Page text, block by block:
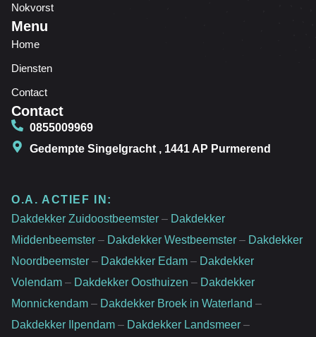
Nokvorst
Menu
Home
Diensten
Contact
Contact
0855009969
Gedempte Singelgracht , 1441 AP Purmerend
O.A. ACTIEF IN:
Dakdekker Zuidoostbeemster – Dakdekker
Middenbeemster – Dakdekker Westbeemster – Dakdekker
Noordbeemster – Dakdekker Edam – Dakdekker
Volendam – Dakdekker Oosthuizen – Dakdekker
Monnickendam – Dakdekker Broek in Waterland –
Dakdekker Ilpendam – Dakdekker Landsmeer –